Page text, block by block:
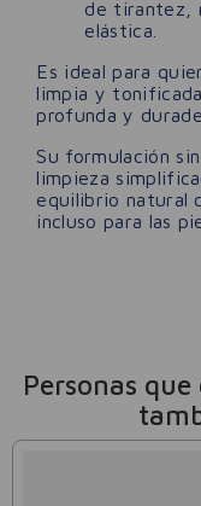
de tirantez,
elástica.
Es ideal para
limpia y
profunda y
Su formulación
limpieza
equilibrio natural
incluso para las
Personas